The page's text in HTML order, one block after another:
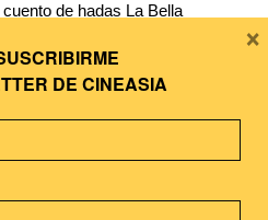
de hadas La Bella
Snow Queen 2, película rusa
desde su estreno
y que sigue las
DE CINEASIA
×